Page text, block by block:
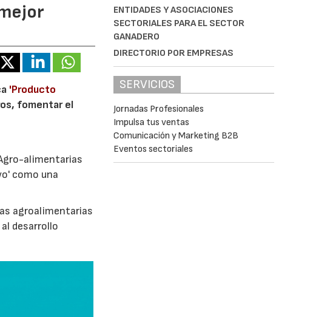
'Producto
fomentar el
alimentarias
como una
agroalimentarias
desarrollo
ENTIDADES Y ASOCIACIONES
SECTORIALES PARA EL SECTOR
GANADERO
DIRECTORIO POR EMPRESAS
SERVICIOS
Jornadas Profesionales
Impulsa tus ventas
Comunicación y Marketing B2B
Eventos sectoriales